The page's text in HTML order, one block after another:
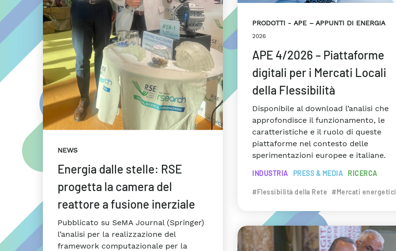
NEWS
Energia dalle stelle: RSE
progetta la camera del
reattore a fusione inerziale
Pubblicato su SeMA Journal (Springer)
l’analisi per la realizzazione del
framework computazionale per la
PRODOTTI APE – APPUNTI DI ENERGIA
2026
APE 4/2026 – Piattaforme
digitali per i Mercati Locali
della Flessibilità
Disponibile al download l’analisi che
approfondisce il funzionamento, le
caratteristiche e il ruolo di queste
piattaforme nel contesto delle
sperimentazioni europee e italiane.
INDUSTRIA PRESS & MEDIA RICERCA
#Flessibilità della Rete #Mercati energetici